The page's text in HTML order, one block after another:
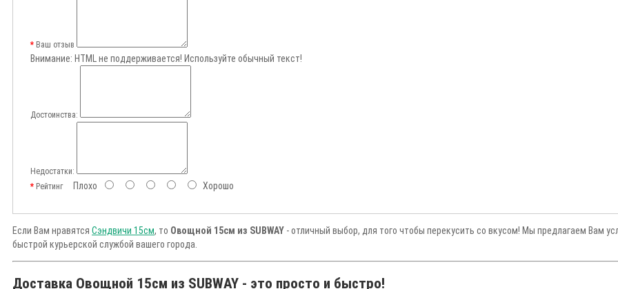
Ваш отзыв
Внимание: HTML не поддерживается! Используйте обычный текст!
Достоинства:
Недостатки:
РейтингПлохо Хорошо
Если Вам нравятся Сэндвичи 15см, то Овощной 15см из SUBWAY - отличный выбор, для того чтобы перекусить со вкусом! Мы предлагаем Вам
быстрой курьерской службой вашего города.
Доставка Овощной 15см из SUBWAY - это просто и быстро!